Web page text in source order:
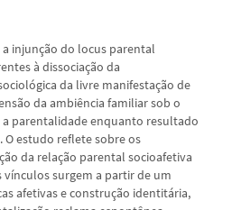
injunção do locus parental
à dissociação da
da livre manifestação de
da ambiência familiar sob o
parentalidade enquanto resultado
estudo reflete sobre os
da relação parental socioafetiva
vínculos surgem a partir de um
afetivas e construção identitária,